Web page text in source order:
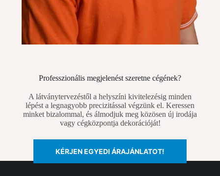
Professzionális megjelenést szeretne cégének?
A látványtervezéstől a helyszíni kivitelezésig minden
lépést a legnagyobb precizitással végzünk el. Keressen
minket bizalommal, és álmodjuk meg közösen új irodája
vagy cégközpontja dekorációját!
KÉRJEN EGYEDI ÁRAJÁNLATOT!